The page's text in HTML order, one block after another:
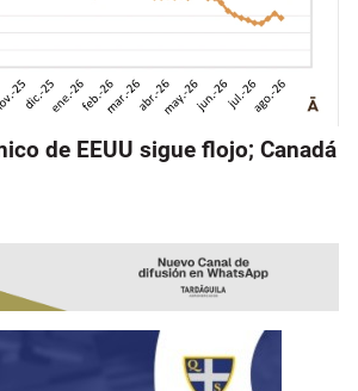
de EEUU sigue flojo; Canadá